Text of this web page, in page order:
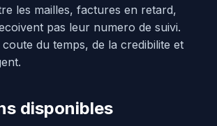
les mailles, factures en retard,
pas leur numero de suivi.
du temps, de la credibilite et
disponibles